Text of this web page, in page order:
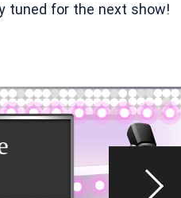
tuned for the next show!